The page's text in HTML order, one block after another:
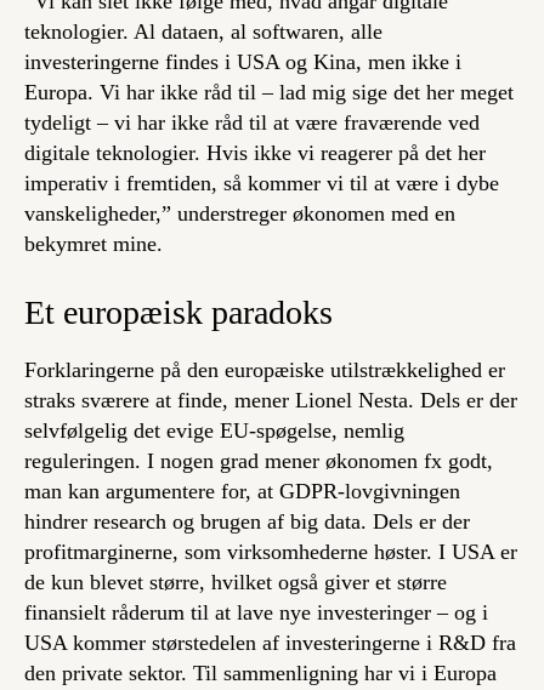
teknologier. Al dataen, al softwaren, alle
investeringerne findes i USA og Kina, men ikke i
Europa. Vi har ikke råd til – lad mig sige det her meget
tydeligt – vi har ikke råd til at være fraværende ved
digitale teknologier. Hvis ikke vi reagerer på det her
imperativ i fremtiden, så kommer vi til at være i dybe
vanskeligheder,” understreger økonomen med en
bekymret mine.
Et europæisk paradoks
Forklaringerne på den europæiske utilstrækkelighed er
straks sværere at finde, mener Lionel Nesta. Dels er der
selvfølgelig det evige EU-spøgelse, nemlig
reguleringen. I nogen grad mener økonomen fx godt,
man kan argumentere for, at GDPR-lovgivningen
hindrer research og brugen af big data. Dels er der
profitmarginerne, som virksomhederne høster. I USA er
de kun blevet større, hvilket også giver et større
finansielt råderum til at lave nye investeringer – og i
USA kommer størstedelen af investeringerne i R&D fra
den private sektor. Til sammenligning har vi i Europa